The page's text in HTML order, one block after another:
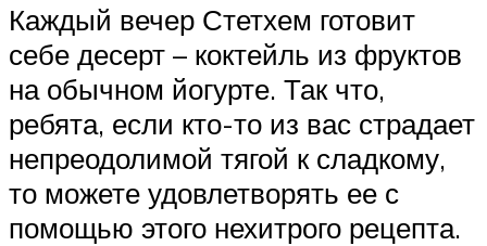
Каждый вечер Стетхем готовит
себе десерт – коктейль из фруктов
на обычном йогурте. Так что,
ребята, если кто-то из вас страдает
непреодолимой тягой к сладкому,
то можете удовлетворять ее с
помощью этого нехитрого рецепта.